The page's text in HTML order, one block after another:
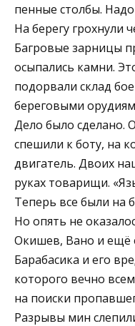
пенные столбы.
На берегу
Багровые зарницы
осыпались камни.
подорвали склад
береговыми
Дело было сделано.
спешили к боту, на
двигатель. Двоих
руках товарищи.
Теперь все были на
Но опять не
Окишев, Вано и ещё
Барабасика и его
которого вечно
на поиски
Разрывы мин